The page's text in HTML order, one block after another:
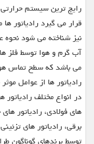
رایج ترین سیستم حرارتی
قرار می گیرد رادیاتور
نیز شناخته می شود
آب گرم و هوا توسط فلز
می باشد که سطح تماس
رادیاتور ها از عوامل
در انواع مختلف رادیاتور
های فولادی، رادیاتور
برقی، رادیاتور های